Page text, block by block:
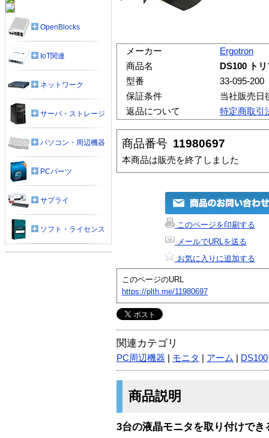
メーカー
Ergotron
商品名
DS100 ト
型番
33-095-200
保証条件
当社販売日
返品について
特定商取引
商品番号 11980697
本商品は販売を終了しました
このページを印刷する
メールでURLを送る
お気に入りに追加する
このページのURL
https://plth.me/11980697
関連カテゴリ
PC周辺機器 モニタ アーム DS100
商品説明
3台の液晶モニタを取り付けでき
OpenBlocks
IoT関連
ネットワーク
サーバ・ストレージ
パソコン・周辺機器
PCパーツ
サプライ
ソフト・ライセンス